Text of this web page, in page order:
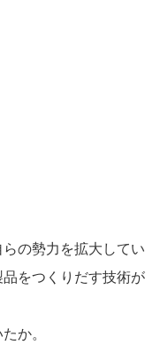
の勢力を拡大してい
をつくりだす技術が
か。